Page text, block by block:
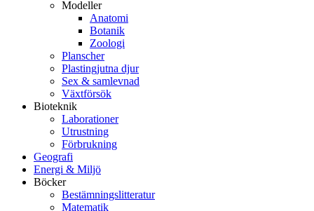
Modeller
Anatomi
Botanik
Zoologi
Planscher
Plastingjutna djur
Sex & samlevnad
Växtförsök
Bioteknik
Laborationer
Utrustning
Förbrukning
Geografi
Energi & Miljö
Böcker
Bestämningslitteratur
Matematik